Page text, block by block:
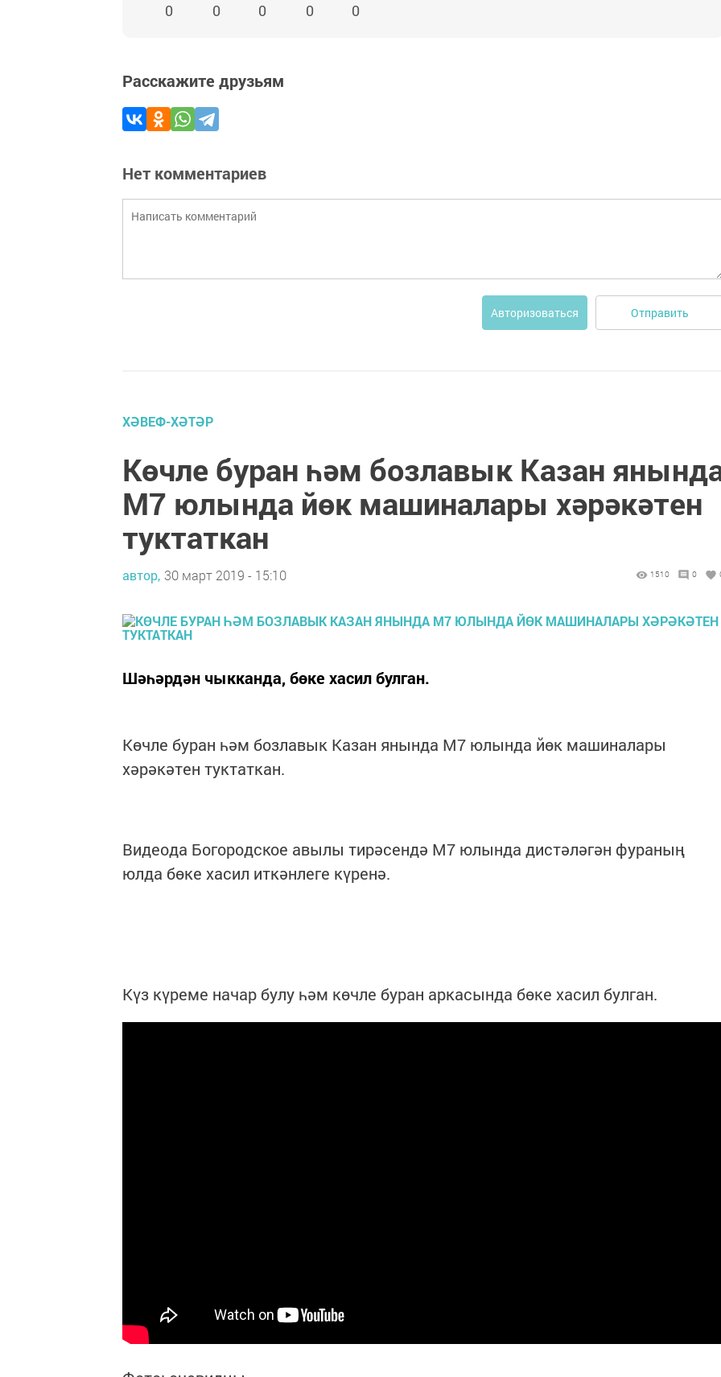
0 0 0 0 0
Расскажите друзьям
Нет комментариев
Авторизоваться Отправить
ХӘВЕФ-ХӘТӘР
Көчле буран һәм бозлавык Казан
М7 юлында йөк машиналары хәрәкәтен
туктаткан
автор, 30 март 2019 - 15:10 1510 0
Шәһәрдән чыкканда, бөке хасил булган.
Көчле буран һәм бозлавык Казан янында М7 юлында йөк машиналары
хәрәкәтен туктаткан.
Видеода Богородское авылы тирәсендә М7 юлында дистәләгән фураның
юлда бөке хасил иткәнлеге күренә.
Күз күреме начар булу һәм көчле буран аркасында бөке хасил булган.